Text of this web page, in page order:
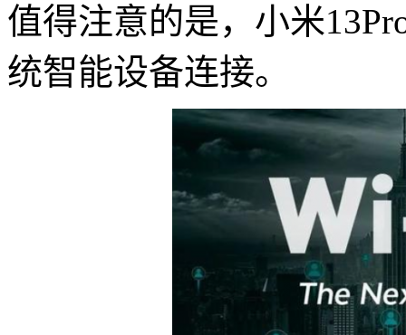
值得注意的是，小米
统智能设备连接。